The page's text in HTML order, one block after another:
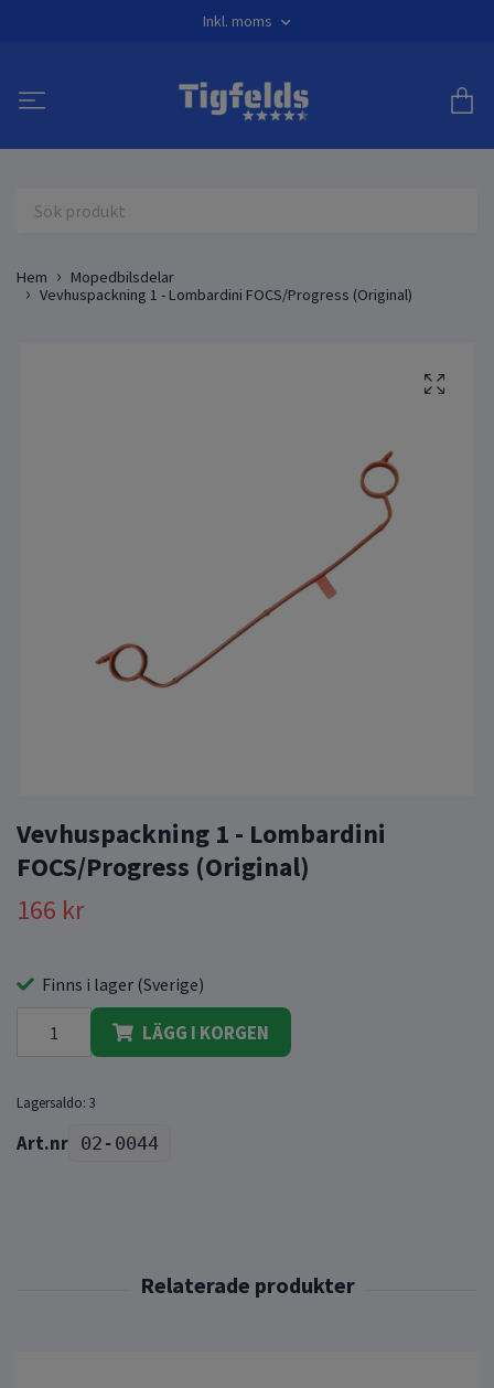
Inkl. moms
Hem
Mopedbilsdelar
Vevhuspackning 1 - Lombardini FOCS/Progress (Original)
Vevhuspackning 1 - Lombardini
FOCS/Progress (Original)
166 kr
Finns i lager (Sverige)
LÄGG I KORGEN
Lagersaldo: 3
02-0044